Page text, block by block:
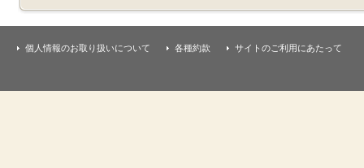
個人情報のお取り扱いについて 各種約款 サイトのご利用にあたって